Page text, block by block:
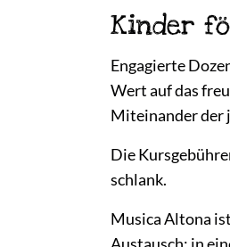
Kinder
Engagierte
Wert auf das
Miteinander der
Die
schlank.
Musica Altona